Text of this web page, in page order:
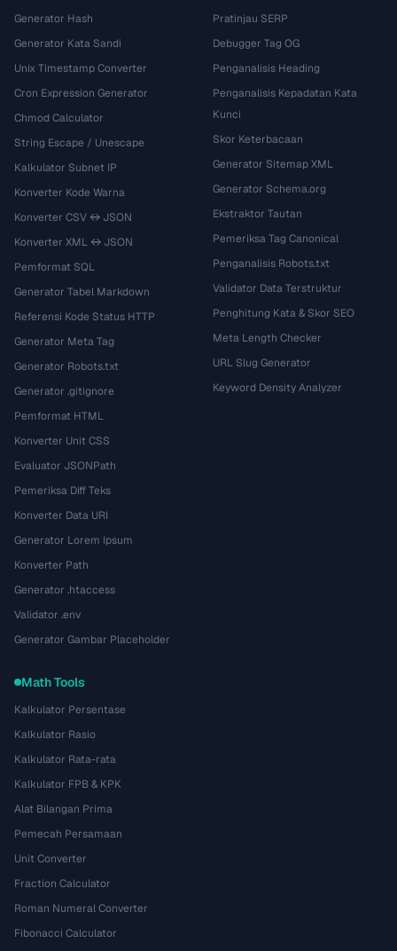
Generator Hash
Generator Kata Sandi
Unix Timestamp Converter
Cron Expression Generator
Chmod Calculator
String Escape / Unescape
Kalkulator Subnet IP
Konverter Kode Warna
Konverter CSV ↔ JSON
Konverter XML ↔ JSON
Pemformat SQL
Generator Tabel Markdown
Referensi Kode Status HTTP
Generator Meta Tag
Generator Robots.txt
Generator .gitignore
Pemformat HTML
Konverter Unit CSS
Evaluator JSONPath
Pemeriksa Diff Teks
Konverter Data URI
Generator Lorem Ipsum
Konverter Path
Generator .htaccess
Validator .env
Generator Gambar Placeholder
Pratinjau SERP
Debugger Tag OG
Penganalisis Heading
Penganalisis Kepadatan Kata
Kunci
Skor Keterbacaan
Generator Sitemap XML
Generator Schema.org
Ekstraktor Tautan
Pemeriksa Tag Canonical
Penganalisis Robots.txt
Validator Data Terstruktur
Penghitung Kata & Skor SEO
Meta Length Checker
URL Slug Generator
Keyword Density Analyzer
Math Tools
Kalkulator Persentase
Kalkulator Rasio
Kalkulator Rata-rata
Kalkulator FPB & KPK
Alat Bilangan Prima
Pemecah Persamaan
Unit Converter
Fraction Calculator
Roman Numeral Converter
Fibonacci Calculator